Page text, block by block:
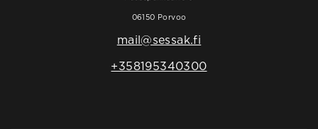
06150 Porvoo
mail@sessak.fi
+358195340300